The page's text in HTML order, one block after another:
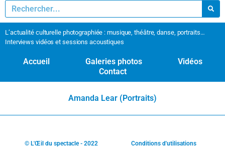
L’actualité culturelle photographiée : musique, théâtre, danse, portraits…
Interviews vidéos et sessions acoustiques
Accueil Galeries photos
Vidéos
Contact
Amanda Lear (Portraits)
© L'Œil du spectacle - 2022 Conditions d'utilisations